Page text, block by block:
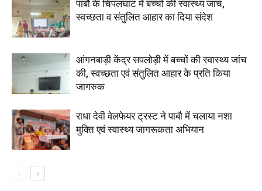
पाबौ के चिपलघाट में बच्चों की स्वास्थ्य जांच,
स्वच्छता व संतुलित आहार का दिया संदेश
आंगनबाड़ी केंद्र सपलोड़ी में बच्चों की स्वास्थ्य जांच
की, स्वच्छता एवं संतुलित आहार के प्रति किया
जागरुक
राधा देवी वेलफेयर ट्रस्ट ने पाबौ में चलाया नशा
मुक्ति एवं स्वास्थ्य जागरूकता अभियान